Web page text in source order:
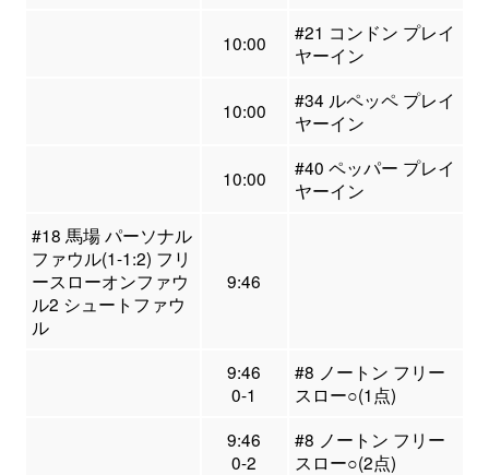
10:00
#21 コンドン プレイ
ヤーイン
10:00
#34 ルペッペ プレイ
ヤーイン
10:00
#40 ペッパー プレイ
ヤーイン
#18 馬場 パーソナル
ファウル(1-1:2) フリ
ースローオンファウ
ル2 シュートファウ
ル
9:46
9:46
0-1
#8 ノートン フリー
スロー○(1点)
9:46
0-2
#8 ノートン フリー
スロー○(2点)